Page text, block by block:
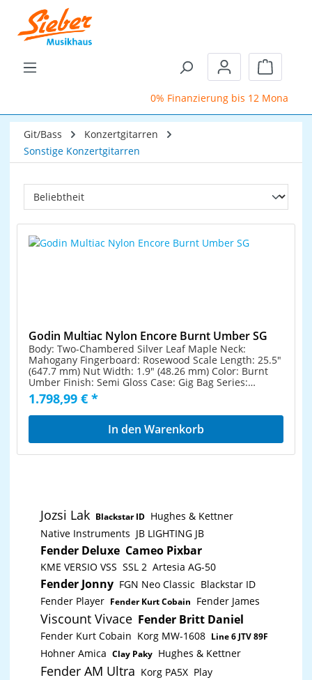
Zum Hauptinhalt springen
0% Finanzierung bis 12 Monate
Git/Bass
Konzertgitarren
Sonstige Konzertgitarren
Godin Multiac Nylon Encore Burnt Umber SG
Body: Two-Chambered Silver Leaf Maple Neck:
Mahogany Fingerboard: Rosewood Scale Length: 25.5"
(647.7 mm) Nut Width: 1.9" (48.26 mm) Color: Burnt
Umber Finish: Semi Gloss Case: Gig Bag Series:
Multiac Top: Solid Cedar Top
1.798,99 € *
In den Warenkorb
Jozsi Lak Blackstar ID Hughes & Kettner
Native Instruments JB LIGHTING JB
Fender Deluxe Cameo Pixbar
KME VERSIO VSS SSL 2 Artesia AG-50
Fender Jonny FGN Neo Classic Blackstar ID
Fender Player Fender Kurt Cobain Fender James
Viscount Vivace Fender Britt Daniel
Fender Kurt Cobain Korg MW-1608 Line 6 JTV 89F
Hohner Amica Clay Paky Hughes & Kettner
Fender AM Ultra Korg PA5X Play